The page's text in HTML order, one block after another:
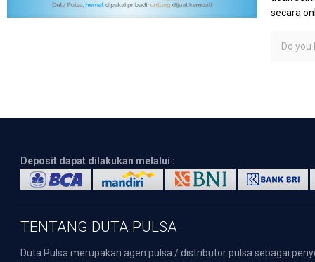
secara
Do you
Deposit dapat dilakukan melalui :
TENTANG DUTA PULSA
Duta Pulsa merupakan agen pulsa / distributor pulsa sebagai